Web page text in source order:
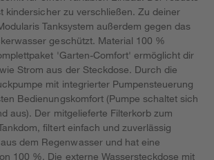
kindersicher zu verschließen. Zu deiner
Tanksystem außerdem gegen das
geschützt. Material 100 %
'Garten-Comfort' ermöglicht dir
Strom aus der Steckdose. Durch die
mit integrierter Pumpensteuerung
Bedienungskomfort (Pumpe schaltet sich
aus). Der mitgelieferte Filterkorb zum
filtert einfach und zuverlässig
dem Regenwasser und hat eine
100 %. Die externe Wassersteckdose mit